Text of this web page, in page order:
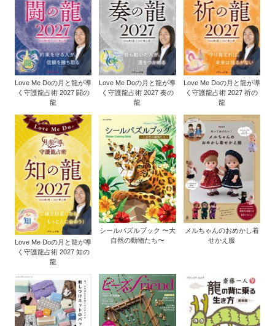
Love Me Doの月と龍が導
く守護龍占術 2027 闘の
龍
Love Me Doの月と龍が導
く守護龍占術 2027 奏の
龍
Love Me Doの月と龍が導
く守護龍占術 2027 祈の
龍
Love Me Doの月と龍が導
く守護龍占術 2027 知の
龍
シールパズルブック 〜大
自然の動物たち〜
メルちゃんのおめかし着
せかえ服